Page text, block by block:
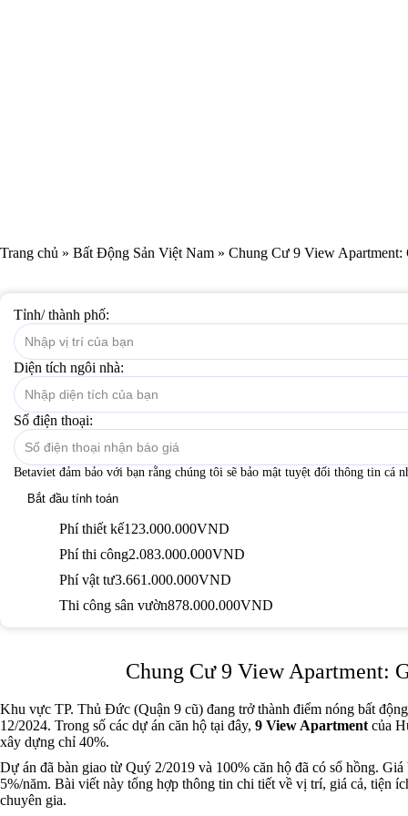
Trang chủ » Bất Động Sản Việt Nam » Chung Cư 9 View
Tỉnh/ thành phố:
Diện tích ngôi nhà:
Số điện thoại:
Betaviet đảm bảo với bạn rằng chúng tôi sẽ bảo mật tuyệt đối thông tin cá
Phí thiết kế161.000.000VND
Phí thi công3.504.000.000VND
Phí vật tư3.768.000.000VND
Thi công sân vườn767.000.000VND
Chung Cư 9 View Apartment:
Khu vực TP. Thủ Đức (Quận 9 cũ) đang trở thành điểm nóng bất
12/2024. Trong số các dự án căn hộ tại đây, 9 View Apartment của
xây dựng chỉ 40%.
Dự án đã bàn giao từ Quý 2/2019 và 100% căn hộ đã có sổ hồng.
5%/năm. Bài viết này tổng hợp thông tin chi tiết về vị trí, giá cả, tiện
chuyên gia.